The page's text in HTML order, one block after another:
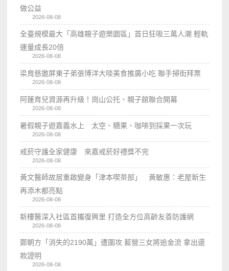
做公益
2026-08-08
全臺規模最大「高雄親子遊樂園區」首日狂吸三萬人潮 輕軌
運量成長20倍
2026-08-08
梁育慈邀屏東子弟張博洋大啖美食推廣小吃 聯手掃街拜票
2026-08-08
阿蓮育兒資源再升級！崗山公托、親子館聯合開幕
2026-08-08
暑假親子遊嘉義水上 太空、糖果、咖啡到採果一次玩
2026-08-08
戒菸守護全家健康 來嘉戒菸好禮獎不完
2026-08-08
黃文醫師故居重啟變身「津本喫茶部」 黃敏惠：老屋新生
再添木都亮點
2026-08-08
新樓醫深入社區首攜復興里 打造全方位高齡友善防護網
2026-08-08
鄭朝方「消失的2190萬」遭圍攻 藍營三女將追金流 拿出還
款證明
2026-08-08